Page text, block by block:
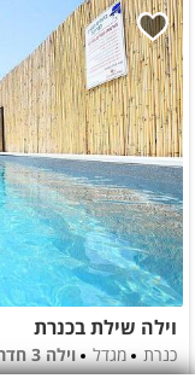
וילה שילת בכנרת
כנרת מגדל
וילה 3 חדרים